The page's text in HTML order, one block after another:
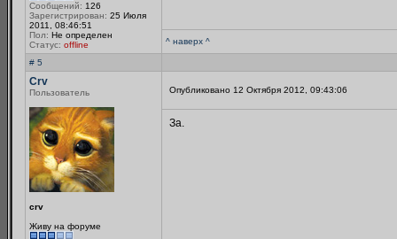
Сообщений: 126
Зарегистрирован: 25 Июля
2011, 08:46:51
Пол: Не определен
Статус: offline ^ наверх ^
# 5
Crv
Пользователь
crv
Живу на форуме
Опубликовано 12 Октября 2012, 09:43:06
За.